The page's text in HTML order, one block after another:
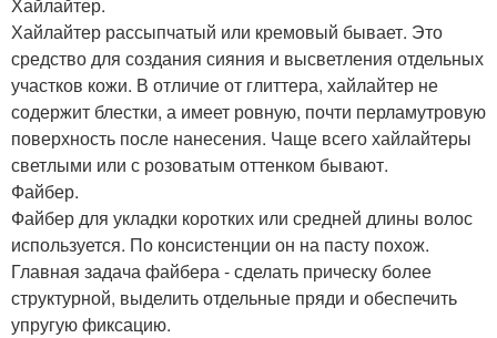
Хайлайтер рассыпчатый или кремовый бывает. Это
средство для создания сияния и высветления отдельных
участков кожи. В отличие от глиттера, хайлайтер не
содержит блестки, а имеет ровную, почти перламутровую
поверхность после нанесения. Чаще всего хайлайтеры
светлыми или с розоватым оттенком бывают.
Файбер.
Файбер для укладки коротких или средней длины волос
используется. По консистенции он на пасту похож.
Главная задача файбера - сделать прическу более
структурной, выделить отдельные пряди и обеспечить
упругую фиксацию.